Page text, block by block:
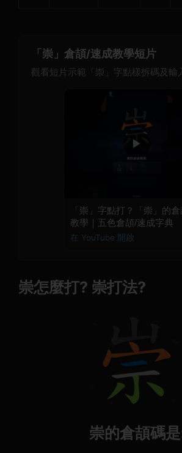
「崇」倉頡/速成教學短片
觀看短片示範「崇」字點樣拆碼及輸
▶
「崇」字點打？「崇」的
教學｜五色倉頡/速成字典
在 YouTube 開啟
崇怎麼打? 崇打法?
崇的倉頡碼